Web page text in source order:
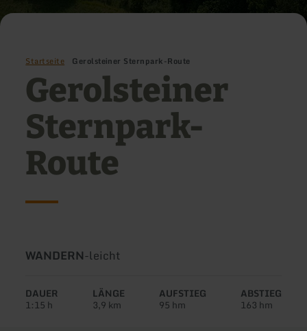
Startseite Gerolsteiner Sternpark-Route
Gerolsteiner
Sternpark-
Route
Art
Tour:
WANDERN-Schwierigkeit:
leicht
DAUER
1:15 h
LÄNGE
3,9 km
AUFSTIEG
95 hm
ABSTIEG
163 hm